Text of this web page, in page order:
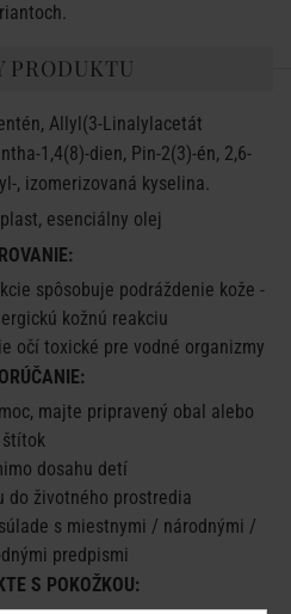
.
PRODUKTU
Allyl(3-Linalylacetát
1,4(8)-dien, Pin-2(3)-én, 2,6-
, izomerizovaná kyselina.
esenciálny olej
:
spôsobuje podráždenie kože -
kožnú reakciu
očí toxické pre vodné organizmy
:
, majte pripravený obal alebo
štítok
dosahu detí
do životného prostredia
súlade s miestnymi / národnými /
predpismi
S POKOŽKOU: